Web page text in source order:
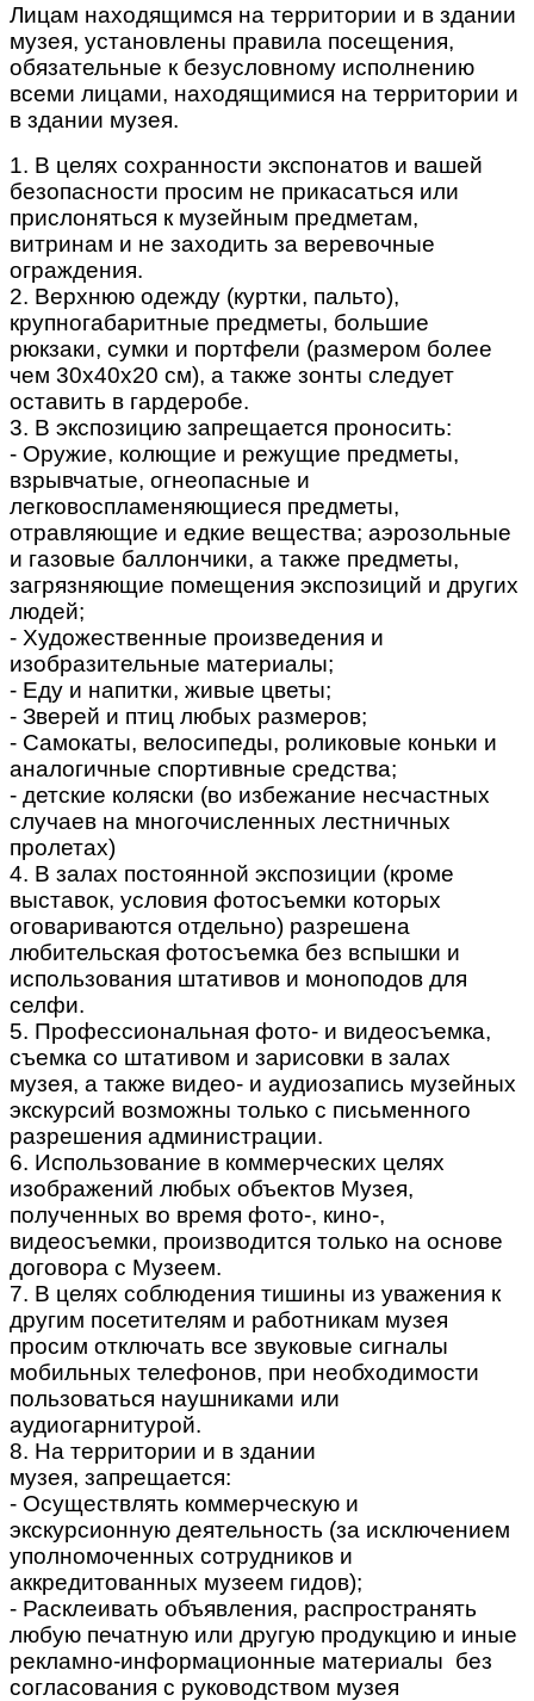
Лицам находящимся на территории и в здании
музея, установлены правила посещения,
обязательные к безусловному исполнению
всеми лицами, находящимися на территории и
в здании музея.
1. В целях сохранности экспонатов и вашей
безопасности просим не прикасаться или
прислоняться к музейным предметам,
витринам и не заходить за веревочные
ограждения.
2. Верхнюю одежду (куртки, пальто),
крупногабаритные предметы, большие
рюкзаки, сумки и портфели (размером более
чем 30х40х20 см), а также зонты следует
оставить в гардеробе.
3. В экспозицию запрещается проносить:
- Оружие, колющие и режущие предметы,
взрывчатые, огнеопасные и
легковоспламеняющиеся предметы,
отравляющие и едкие вещества; аэрозольные
и газовые баллончики, а также предметы,
загрязняющие помещения экспозиций и других
людей;
- Художественные произведения и
изобразительные материалы;
- Еду и напитки, живые цветы;
- Зверей и птиц любых размеров;
- Самокаты, велосипеды, роликовые коньки и
аналогичные спортивные средства;
- детские коляски (во избежание несчастных
случаев на многочисленных лестничных
пролетах)
4. В залах постоянной экспозиции (кроме
выставок, условия фотосъемки которых
оговариваются отдельно) разрешена
любительская фотосъемка без вспышки и
использования штативов и моноподов для
селфи.
5. Профессиональная фото- и видеосъемка,
съемка со штативом и зарисовки в залах
музея, а также видео- и аудиозапись музейных
экскурсий возможны только с письменного
разрешения администрации.
6. Использование в коммерческих целях
изображений любых объектов Музея,
полученных во время фото-, кино-,
видеосъемки, производится только на основе
договора с Музеем.
7. В целях соблюдения тишины из уважения к
другим посетителям и работникам музея
просим отключать все звуковые сигналы
мобильных телефонов, при необходимости
пользоваться наушниками или
аудиогарнитурой.
8. На территории и в здании
музея, запрещается:
- Осуществлять коммерческую и
экскурсионную деятельность (за исключением
уполномоченных сотрудников и
аккредитованных музеем гидов);
- Расклеивать объявления, распространять
любую печатную или другую продукцию и иные
рекламно-информационные материалы без
согласования с руководством музея